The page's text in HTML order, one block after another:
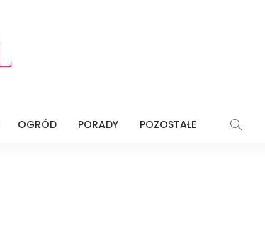
OGRÓD PORADY POZOSTAŁE